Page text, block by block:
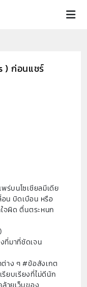
) ก่อนแชร์
ร่บนโซเชียลมีเดีย
น บิดเบือน หรือ
ใจผิด ตื่นตระหนก
ที่มาที่ชัดเจน
ต่าง ๆ #ข้อสังเกต
ยบเรียงที่ไม่ดีนัก